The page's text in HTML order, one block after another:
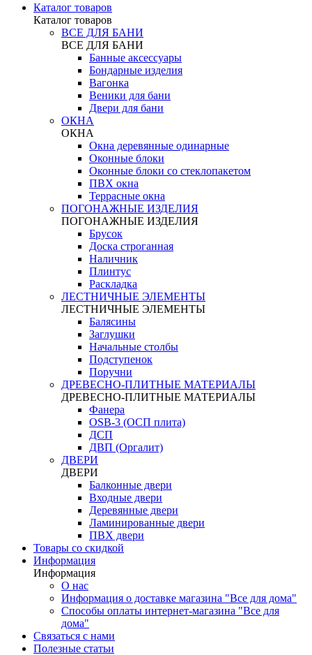
Каталог товаров
Каталог товаров
ВСЕ ДЛЯ БАНИ
ВСЕ ДЛЯ БАНИ
Банные аксессуары
Бондарные изделия
Вагонка
Веники для бани
Двери для бани
ОКНА
ОКНА
Окна деревянные одинарные
Оконные блоки
Оконные блоки со стеклопакетом
ПВХ окна
Террасные окна
ПОГОНАЖНЫЕ ИЗДЕЛИЯ
ПОГОНАЖНЫЕ ИЗДЕЛИЯ
Брусок
Доска строганная
Наличник
Плинтус
Раскладка
ЛЕСТНИЧНЫЕ ЭЛЕМЕНТЫ
ЛЕСТНИЧНЫЕ ЭЛЕМЕНТЫ
Балясины
Заглушки
Начальные столбы
Подступенок
Поручни
ДРЕВЕСНО-ПЛИТНЫЕ МАТЕРИАЛЫ
ДРЕВЕСНО-ПЛИТНЫЕ МАТЕРИАЛЫ
Фанера
OSB-3 (ОСП плита)
ДСП
ДВП (Оргалит)
ДВЕРИ
ДВЕРИ
Балконные двери
Входные двери
Деревянные двери
Ламинированные двери
ПВХ двери
Товары со скидкой
Информация
Информация
О нас
Информация о доставке магазина "Все для дома"
Способы оплаты интернет-магазина "Все для
дома"
Связаться с нами
Полезные статьи